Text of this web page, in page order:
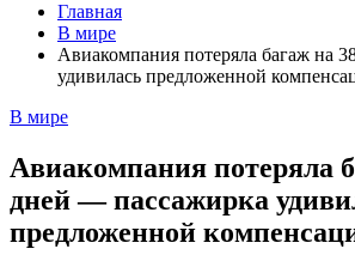
Главная
В мире
Авиакомпания потеряла багаж на
удивилась предложенной
В мире
Авиакомпания потеряла
дней — пассажирка
предложенной